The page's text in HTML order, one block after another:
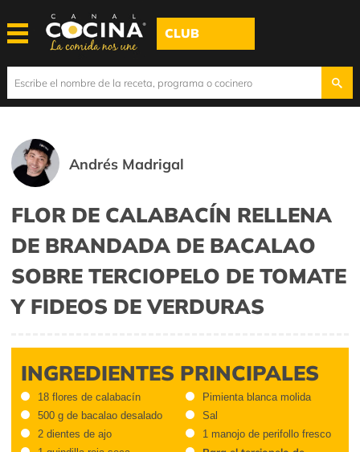
CLUB
Andrés Madrigal
FLOR DE CALABACÍN RELLENA
DE BRANDADA DE BACALAO
SOBRE TERCIOPELO DE TOMATE
Y FIDEOS DE VERDURAS
INGREDIENTES PRINCIPALES
18 flores de calabacín
500 g de bacalao desalado
2 dientes de ajo
Pimienta blanca molida
Sal
1 manojo de perifollo fresco